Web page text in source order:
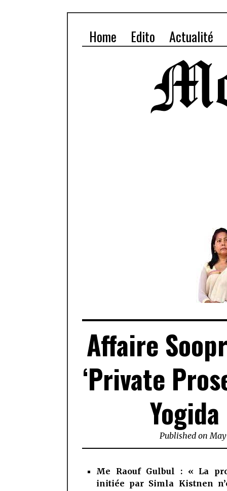
Home Edito Actualité
Affaire
‘Private
Published on May
Me Raouf Gulbul : « La
initiée par Simla Kistnen